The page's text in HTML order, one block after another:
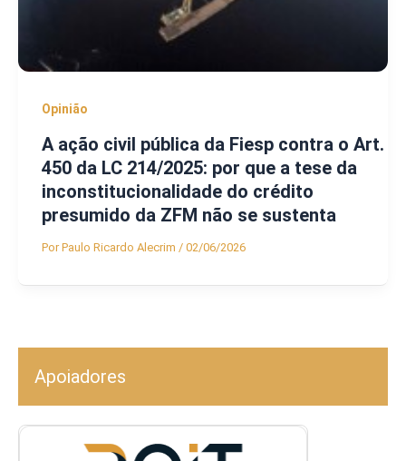
Opinião
A ação civil pública da Fiesp contra o Art.
450 da LC 214/2025: por que a tese da
inconstitucionalidade do crédito
presumido da ZFM não se sustenta
PorPaulo Ricardo Alecrim / 02/06/2026
Apoiadores